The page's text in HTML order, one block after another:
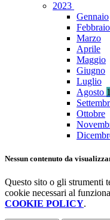
2023
Gennaio
Febbraio
Marzo
Aprile
Maggio
Giugno
Luglio
Agosto 1
Ottobre
Nessun contenuto da
Questo sito o gli strumenti
cookie necessari al
COOKIE POLICY.